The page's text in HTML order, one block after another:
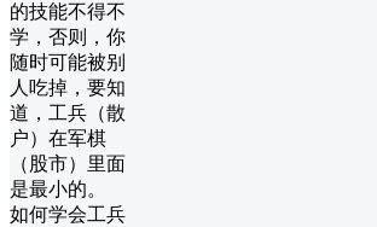
的技能不得不
学，否则，你
随时可能被别
人吃掉，要知
道，工兵（散
户）在军棋
（股市）里面
是最小的。
如何学会工兵